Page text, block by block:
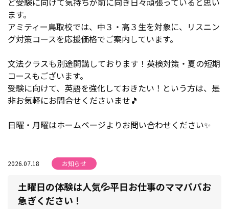
ます。
アミティー鳥取校では、中３・高３生を対象に、リスニン
グ対策コースを応援価格でご案内しています。
文法クラスも別途開講しております！英検対策・夏の短期
コースもございます。
受験に向けて、英語を強化しておきたい！という方は、是
非お気軽にお問合せくださいませ🎵
日曜・月曜はホームページよりお問い合わせください✨
2026.07.18 お知らせ
土曜日の体験は人気💦平日お仕事のママパパお
急ぎください！